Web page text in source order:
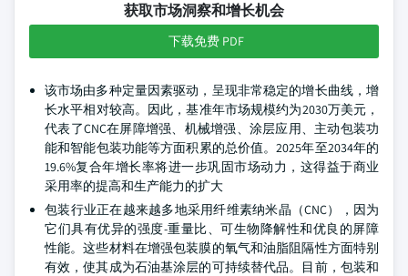
获取市场洞察和增长机会
下载免费 PDF
该市场由多种定量因素驱动，呈现非常稳定的增长曲线，增
长水平相对较高。因此，基准年市场规模约为2030万美元，
代表了CNC在屏障增强、机械增强、涂层应用、主动包装功
能和智能包装功能等方面积累的总价值。2025年至2034年的
19.6%复合年增长率将进一步巩固市场动力，这得益于商业
采用率的提高和生产能力的扩大
包装行业正在越来越多地采用纤维素纳米晶（CNC），因为
它们具有优异的强度-重量比、可生物降解性和优良的屏障
性能。这些材料在增强包装膜的氧气和油脂阻隔性方面特别
有效，使其成为石油基涂层的可持续替代品。目前，包装和